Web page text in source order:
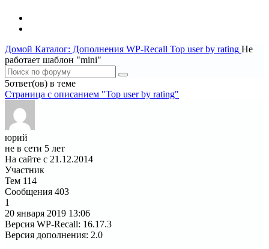
Домой Каталог: Дополнения WP-Recall Top user by rating Не
работает шаблон "mini"
5ответ(ов) в теме
Страница c описанием "Top user by rating"
юрий
не в сети 5 лет
На сайте с 21.12.2014
Участник
Тем 114
Сообщения 403
1
20 января 2019 13:06
Версия WP-Recall: 16.17.3
Версия дополнения: 2.0